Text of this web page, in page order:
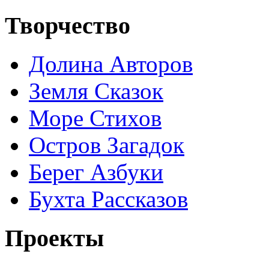
Творчество
Долина Авторов
Земля Сказок
Море Стихов
Остров Загадок
Берег Азбуки
Бухта Рассказов
Проекты